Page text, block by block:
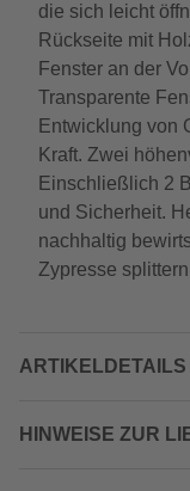
die sich leicht
Rückseite mit
Fenster an der
Transparente
Entwicklung von
Kraft. Zwei
Einschließlich 2
und Sicherheit.
nachhaltig
Zypresse
ARTIKELDETAILS
HINWEISE ZUR